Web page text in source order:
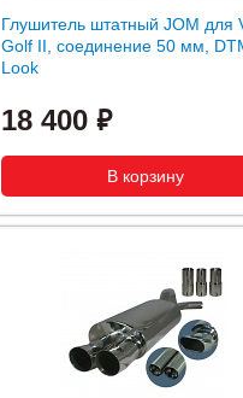
Глушитель штатный JOM для
Golf II, соединение 50 мм,
Look
18 400